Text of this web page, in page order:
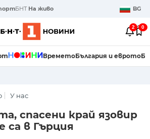
БНТ На живо BG
2 0
ВреметоБългария и еврото
У нас
спасени край язовир
са в Гърция